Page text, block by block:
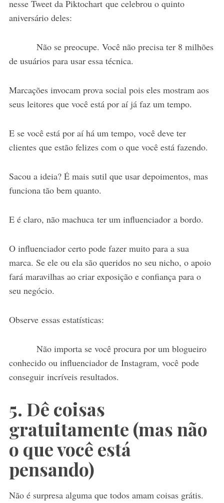
nesse Tweet da Piktochart que celebrou o quinto
aniversário deles:
Não se preocupe. Você não precisa ter 8 milhões
de usuários para usar essa técnica.
Marcações invocam prova social pois eles mostram aos
seus leitores que você está por aí já faz um tempo.
E se você está por aí há um tempo, você deve ter
clientes que estão felizes com o que você está fazendo.
Sacou a ideia? É mais sutil que usar depoimentos, mas
funciona tão bem quanto.
E é claro, não machuca ter um influenciador a bordo.
O influenciador certo pode fazer muito para a sua
marca. Se ele ou ela são queridos no seu nicho, o apoio
fará maravilhas ao criar exposição e confiança para o
seu negócio.
Observe essas estatísticas:
Não importa se você procura por um blogueiro
conhecido ou influenciador de Instagram, você pode
conseguir incríveis resultados.
5. Dê coisas
gratuitamente (mas não
o que você está
pensando)
Não é surpresa alguma que todos amam coisas grátis.